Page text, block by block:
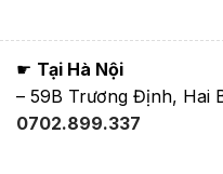
☛ Tại Hà Nội
– 59B Trương Định, Hai
0702.899.337